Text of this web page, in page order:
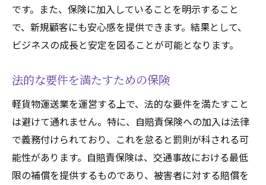
です。また、保険に加入していることを明示すること
で、新規顧客にも安心感を提供できます。結果として、
ビジネスの成長と安定を図ることが可能となります。
法的な要件を満たすための保険
軽貨物運送業を運営する上で、法的な要件を満たすこと
は避けて通れません。特に、自賠責保険への加入は法律
で義務付けられており、これを怠ると罰則が科される可
能性があります。自賠責保険は、交通事故における最低
限の補償を提供するものであり、被害者に対する賠償を